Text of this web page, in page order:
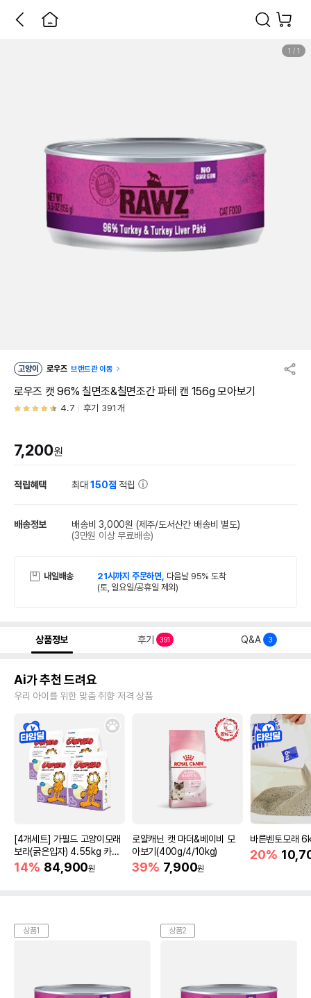
1 / 1
고양이 로우즈 브랜드관 이동
로우즈 캣 96% 칠면조&칠면조간 파테 캔 156g 모아보기
4.7 후기 391개
7,200원
적립혜택 최대150점 적립
배송정보 배송비 3,000원 (제주/도서산간 배송비 별도)
(3만원 이상 무료배송)
내일배송 21시까지 주문하면, 다음날 95% 도착
(토, 일요일/공휴일 제외)
상품정보 후기 391 Q&A 3
Ai가 추천 드려요
우리 아이를 위한 맞춤 취향 저격 상품
[4개세트] 가필드 고양이모래
보라(굵은입자) 4.55kg 카사
바모래
14% 84,900원
로얄캐닌 캣 마더&베이비 모
아보기(400g/4/10kg)
39% 7,900원
바른벤토모래
20%
상품1 상품2